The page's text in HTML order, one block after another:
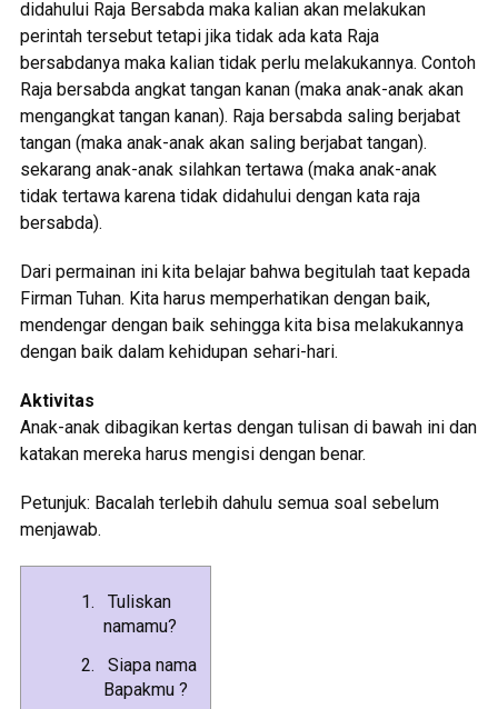
didahului Raja Bersabda maka kalian akan melakukan
perintah tersebut tetapi jika tidak ada kata Raja
bersabdanya maka kalian tidak perlu melakukannya. Contoh
Raja bersabda angkat tangan kanan (maka anak-anak akan
mengangkat tangan kanan). Raja bersabda saling berjabat
tangan (maka anak-anak akan saling berjabat tangan).
sekarang anak-anak silahkan tertawa (maka anak-anak
tidak tertawa karena tidak didahului dengan kata raja
bersabda).
Dari permainan ini kita belajar bahwa begitulah taat kepada
Firman Tuhan. Kita harus memperhatikan dengan baik,
mendengar dengan baik sehingga kita bisa melakukannya
dengan baik dalam kehidupan sehari-hari.
Aktivitas
Anak-anak dibagikan kertas dengan tulisan di bawah ini dan
katakan mereka harus mengisi dengan benar.
Petunjuk: Bacalah terlebih dahulu semua soal sebelum
menjawab.
Tuliskan
namamu?
Siapa nama
Bapakmu ?